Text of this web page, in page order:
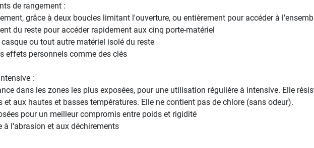
de rangement :
grâce à deux boucles limitant l'ouverture, ou entièrement pour accéder à
du reste pour accéder rapidement aux cinq porte-matériel
ou tout autre matériel isolé du reste
effets personnels comme des clés
:
dans les zones les plus exposées, pour une utilisation régulière à intensive. Elle
et aux hautes et basses températures. Elle ne contient pas de chlore (sans odeur).
pour un meilleur compromis entre poids et rigidité
à l'abrasion et aux déchirements